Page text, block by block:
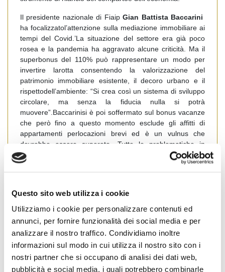
Questo sito web utilizza i cookie
Utilizziamo i cookie per personalizzare contenuti ed
annunci, per fornire funzionalità dei social media e per
analizzare il nostro traffico. Condividiamo inoltre
informazioni sul modo in cui utilizza il nostro sito con i
nostri partner che si occupano di analisi dei dati web,
pubblicità e social media, i quali potrebbero combinarle
Il presidente nazionale di FiaipGian Battista Baccarini
ha focalizzatol’attenzione sulla mediazione immobiliare ai
tempi del Covid.’La situazione del settore era già poco
rosea e la pandemia ha aggravato alcune criticità. Ma il
superbonus del 110% può rappresentare un modo per
invertire larotta consentendo la valorizzazione del
patrimonio immobiliare esistente, il decoro urbano e il
rispettodell’ambiente: “Si crea così un sistema di sviluppo
circolare, ma senza la fiducia nulla si potrà
muovere”.Baccarinisi è poi soffermato sul bonus vacanze
che però fino a questo momento esclude gli affitti di
appartamenti perlocazioni brevi ed è un vulnus che
dovrebbe essere superato. Tutte le problematiche in
materia di compravendite e locazioni sono state
approfondite dal responsabile del centro studi Confedilizia
in affitto (ad esempiostudenti o lavoratori stagionali),
scontri tra inquilini e proprietari, sono stati tra gli
argomenti al centro del botta e risposta con gli intervenuti
al Webinar. Sia Confedilizia che Fiaip resteranno c a
segreterie provinciali.